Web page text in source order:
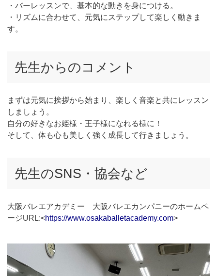
・バーレッスンで、基本的な動きを身につける。
・リズムに合わせて、元気にステップして楽しく動きま
す。
先生からのコメント
まずは元気に挨拶から始まり、楽しく音楽と共にレッスン
しましょう。
自分の好きなお姫様・王子様になれる様に！
そして、体も心も美しく強く成長して行きましょう。
先生のSNS・協会など
大阪バレエアカデミー 大阪バレエカンパニーのホームペ
ージURL:<https://www.osakaballetacademy.com>